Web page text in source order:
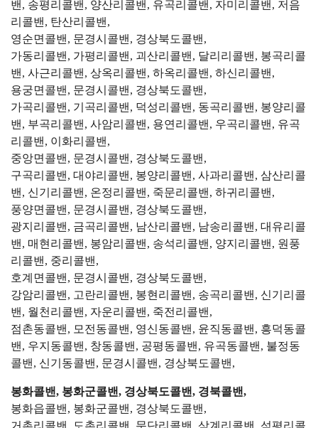
밴, 송평리콜밴, 양산리콜밴, 유곡리콜밴, 자미리콜밴, 저음
리콜밴, 탄산리콜밴,
영순면콜밴, 문경시콜밴, 경상북도콜밴,
가동리콜밴, 가평리콜밴, 괴산리콜밴, 달리리콜밴, 봉곡리콜
밴, 사근리콜밴, 상옥리콜밴, 하옥리콜밴, 하신리콜밴,
용궁면콜밴, 문경시콜밴, 경상북도콜밴,
가곡리콜밴, 기곡리콜밴, 덕성리콜밴, 동곡리콜밴, 봉양리콜
밴, 부곡리콜밴, 사암리콜밴, 용연리콜밴, 우곡리콜밴, 유곡
리콜밴, 이화리콜밴,
중앙면콜밴, 문경시콜밴, 경상북도콜밴,
구곡리콜밴, 대야리콜밴, 봉양리콜밴, 사과리콜밴, 삼산리콜
밴, 신기리콜밴, 온정리콜밴, 죽문리콜밴, 하귀리콜밴,
풍양면콜밴, 문경시콜밴, 경상북도콜밴,
광지리콜밴, 금곡리콜밴, 남산리콜밴, 남송리콜밴, 대유리콜
밴, 매현리콜밴, 봉암리콜밴, 송석리콜밴, 양지리콜밴, 원풍
리콜밴, 중리콜밴,
호계면콜밴, 문경시콜밴, 경상북도콜밴,
강암리콜밴, 고란리콜밴, 봉현리콜밴, 송곡리콜밴, 신기리콜
밴, 월천리콜밴, 자운리콜밴, 죽전리콜밴,
점촌동콜밴, 모전동콜밴, 영신동콜밴, 윤직동콜밴, 흥덕동콜
밴, 우지동콜밴, 창동콜밴, 공평동콜밴, 유곡동콜밴, 불정동
콜밴, 신기동콜밴, 문경시콜밴, 경상북도콜밴,
봉화콜밴, 봉화군콜밴, 경상북도콜밴, 경북콜밴,
봉화읍콜밴, 봉화군콜밴, 경상북도콜밴,
거촌리콜밴, 도촌리콜밴, 문단리콜밴, 삼계리콜밴, 석평리콜